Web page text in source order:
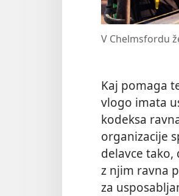
V Chelmsfordu
Kaj pomaga
vlogo imata
kodeksa
organizacije
delavce tako,
z njim ravna
za